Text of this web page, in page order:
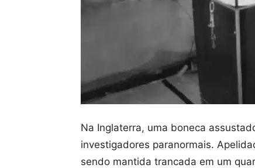
Na Inglaterra, uma boneca
investigadores paranormais.
sendo mantida trancada em um